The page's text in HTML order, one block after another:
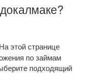
этой странице
по займам
подходящий